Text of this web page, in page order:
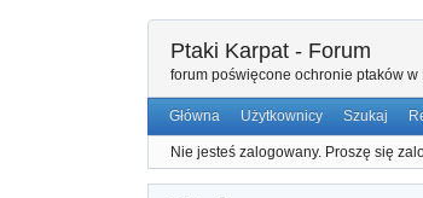
Ptaki Karpat - Forum
forum poświęcone ochronie ptaków
Główna Użytkownicy Szukaj
Nie jesteś zalogowany. Proszę się